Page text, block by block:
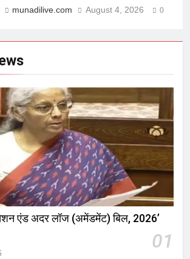
munadilive.com August 4, 2026 0
एंड अदर लॉज (अमेंडमेंट) बिल, 2026’
01